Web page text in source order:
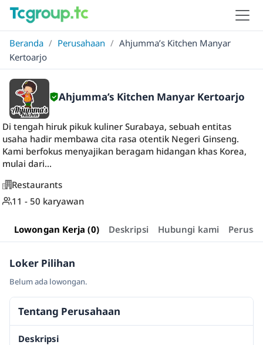
Beranda / Perusahaan / Ahjumma’s Kitchen Manyar
Kertoarjo
Ahjumma’s Kitchen Manyar Kertoarjo
Di tengah hiruk pikuk kuliner Surabaya, sebuah entitas
usaha hadir membawa cita rasa otentik Negeri Ginseng.
Kami berfokus menyajikan beragam hidangan khas Korea,
mulai dari...
Restaurants
11 - 50 karyawan
Lowongan Kerja (0) Deskripsi Hubungi kami
Loker Pilihan
Belum ada lowongan.
Tentang Perusahaan
Deskripsi